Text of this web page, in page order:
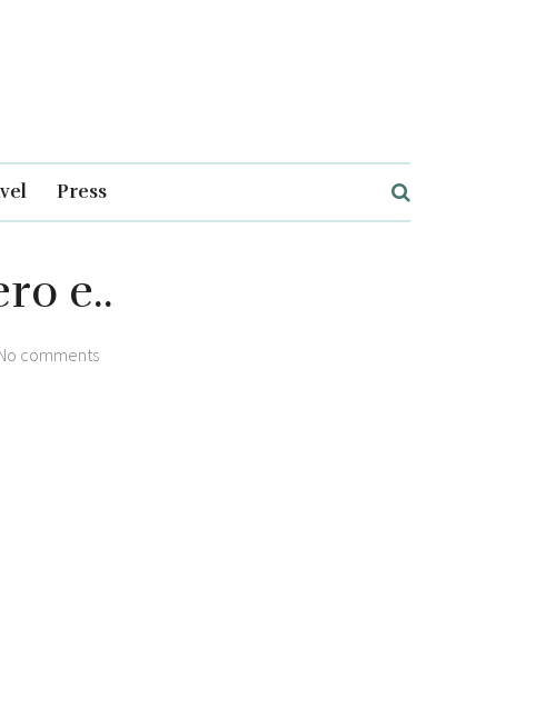
Press
e..
comments